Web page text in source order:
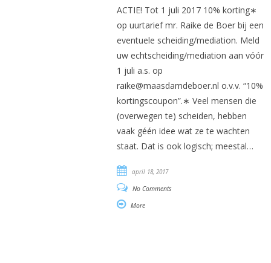
ACTIE! Tot 1 juli 2017 10% korting∗
op uurtarief mr. Raike de Boer bij een
eventuele scheiding/mediation. Meld
uw echtscheiding/mediation aan vóór
1 juli a.s. op
raike@maasdamdeboer.nl o.v.v. “10%
kortingscoupon”.∗ Veel mensen die
(overwegen te) scheiden, hebben
vaak géén idee wat ze te wachten
staat. Dat is ook logisch; meestal…
april 18, 2017
No Comments
More